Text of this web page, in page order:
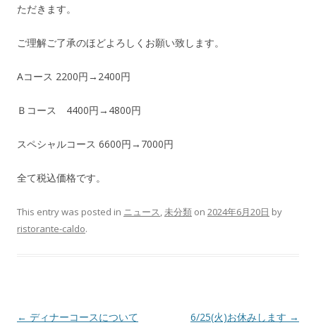
ただきます。
ご理解ご了承のほどよろしくお願い致します。
Aコース 2200円→2400円
Ｂコース 4400円→4800円
スペシャルコース 6600円→7000円
全て税込価格です。
This entry was posted in ニュース,未分類 on 2024年6月20日 by
ristorante-caldo.
Post navigation
← ディナーコースについて 6/25(火)お休みします →